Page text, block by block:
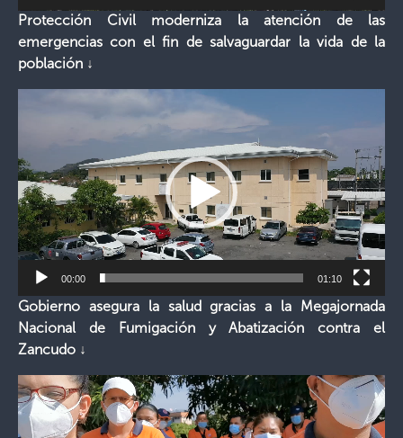
Protección Civil moderniza la atención de las
emergencias con el fin de salvaguardar la vida de la
población ↓
00:00 01:10
Gobierno asegura la salud gracias a la Megajornada
Nacional de Fumigación y Abatización contra el
Zancudo ↓
Reproductor
de
vídeo